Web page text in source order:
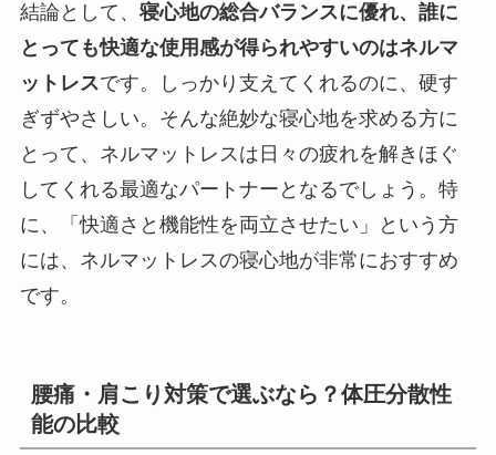
結論として、 寝心地の総合バランスに優れ、誰に
とっても快適な使用感が得られやすいのはネルマ
ットレスです。しっかり支えてくれるのに、硬す
ぎずやさしい。そんな絶妙な寝心地を求める方に
とって、ネルマットレスは日々の疲れを解きほぐ
してくれる最適なパートナーとなるでしょう。特
に、「快適さと機能性を両立させたい」という方
には、ネルマットレスの寝心地が非常におすすめ
です。
腰痛・肩こり対策で選ぶなら？体圧分散性
能の比較